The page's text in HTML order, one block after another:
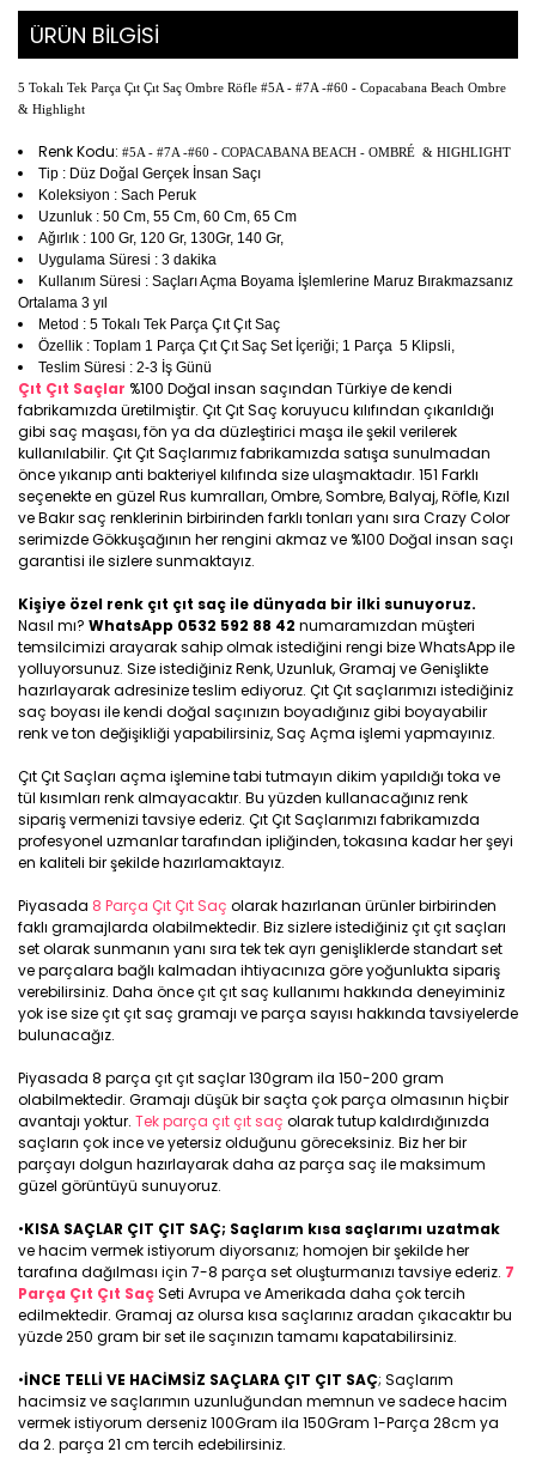
ÜRÜN BİLGİSİ
5 Tokalı Tek Parça Çıt Çıt Saç Ombre Röfle #5A - #7A -#60 - Copacabana Beach Ombre
& Highlight
Renk Kodu: #5A - #7A -#60 - COPACABANA BEACH - OMBRÉ & HIGHLIGHT
Tip : Düz Doğal Gerçek İnsan Saçı
Koleksiyon : Sach Peruk
Uzunluk : 50 Cm, 55 Cm, 60 Cm, 65 Cm
Ağırlık : 100 Gr, 120 Gr, 130Gr, 140 Gr,
Uygulama Süresi : 3 dakika
Kullanım Süresi : Saçları Açma Boyama İşlemlerine Maruz Bırakmazsanız
Ortalama 3 yıl
Metod : 5 Tokalı Tek Parça Çıt Çıt Saç
Özellik : Toplam 1 Parça Çıt Çıt Saç Set İçeriği; 1 Parça 5 Klipsli,
Teslim Süresi : 2-3 İş Günü
Çıt Çıt Saçlar %100 Doğal insan saçından Türkiye de kendi
fabrikamızda üretilmiştir. Çıt Çıt Saç koruyucu kılıfından çıkarıldığı
gibi saç maşası, fön ya da düzleştirici maşa ile şekil verilerek
kullanılabilir. Çıt Çıt Saçlarımız fabrikamızda satışa sunulmadan
önce yıkanıp anti bakteriyel kılıfında size ulaşmaktadır. 151 Farklı
seçenekte en güzel Rus kumralları, Ombre, Sombre, Balyaj, Röfle, Kızıl
ve Bakır saç renklerinin birbirinden farklı tonları yanı sıra Crazy Color
serimizde Gökkuşağının her rengini akmaz ve %100 Doğal insan saçı
garantisi ile sizlere sunmaktayız.
Kişiye özel renk çıt çıt saç ile dünyada bir ilki sunuyoruz.
Nasıl mı? WhatsApp 0532 592 88 42 numaramızdan müşteri
temsilcimizi arayarak sahip olmak istediğini rengi bize WhatsApp ile
yolluyorsunuz. Size istediğiniz Renk, Uzunluk, Gramaj ve Genişlikte
hazırlayarak adresinize teslim ediyoruz. Çıt Çıt saçlarımızı istediğiniz
saç boyası ile kendi doğal saçınızın boyadığınız gibi boyayabilir
renk ve ton değişikliği yapabilirsiniz, Saç Açma işlemi yapmayınız.
Çıt Çıt Saçları açma işlemine tabi tutmayın dikim yapıldığı toka ve
tül kısımları renk almayacaktır. Bu yüzden kullanacağınız renk
sipariş vermenizi tavsiye ederiz. Çıt Çıt Saçlarımızı fabrikamızda
profesyonel uzmanlar tarafından ipliğinden, tokasına kadar her şeyi
en kaliteli bir şekilde hazırlamaktayız.
Piyasada 8 Parça Çıt Çıt Saç olarak hazırlanan ürünler birbirinden
faklı gramajlarda olabilmektedir. Biz sizlere istediğiniz çıt çıt saçları
set olarak sunmanın yanı sıra tek tek ayrı genişliklerde standart set
ve parçalara bağlı kalmadan ihtiyacınıza göre yoğunlukta sipariş
verebilirsiniz. Daha önce çıt çıt saç kullanımı hakkında deneyiminiz
yok ise size çıt çıt saç gramajı ve parça sayısı hakkında tavsiyelerde
bulunacağız.
Piyasada 8 parça çıt çıt saçlar 130gram ila 150-200 gram
olabilmektedir. Gramajı düşük bir saçta çok parça olmasının hiçbir
avantajı yoktur. Tek parça çıt çıt saç olarak tutup kaldırdığınızda
saçların çok ince ve yetersiz olduğunu göreceksiniz. Biz her bir
parçayı dolgun hazırlayarak daha az parça saç ile maksimum
güzel görüntüyü sunuyoruz.
•KISA SAÇLAR ÇIT ÇIT SAÇ; Saçlarım kısa saçlarımı uzatmak
ve hacim vermek istiyorum diyorsanız; homojen bir şekilde her
tarafına dağılması için 7-8 parça set oluşturmanızı tavsiye ederiz. 7
Parça Çıt Çıt SaçSeti Avrupa ve Amerikada daha çok tercih
edilmektedir. Gramaj az olursa kısa saçlarınız aradan çıkacaktır bu
yüzde 250 gram bir set ile saçınızın tamamı kapatabilirsiniz.
•İNCE TELLİ VE HACİMSİZ SAÇLARA ÇIT ÇIT SAÇ; Saçlarım
hacimsiz ve saçlarımın uzunluğundan memnun ve sadece hacim
vermek istiyorum derseniz 100Gram ila 150Gram 1-Parça 28cm ya
da 2. parça 21 cm tercih edebilirsiniz.